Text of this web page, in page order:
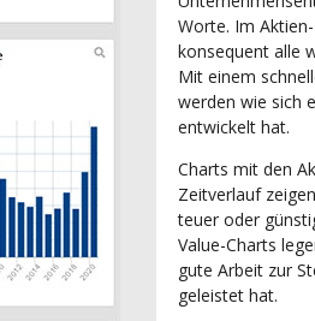
Worte. Im
konsequent alle
Mit einem
werden wie sich
entwickelt hat.
Charts mit den
Zeitverlauf
teuer oder
Value-Charts
gute Arbeit zur
geleistet hat.